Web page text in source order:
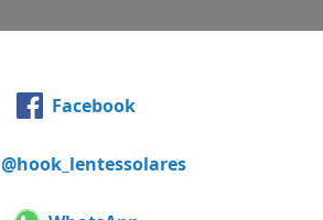
Facebook
@hook_lentessolares